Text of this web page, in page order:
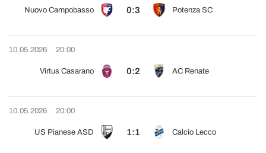
Nuovo Campobasso 0:3 Potenza SC
10.05.2026 20:00
Virtus Casarano 0:2 AC Renate
10.05.2026 20:00
US Pianese ASD 1:1 Calcio Lecco